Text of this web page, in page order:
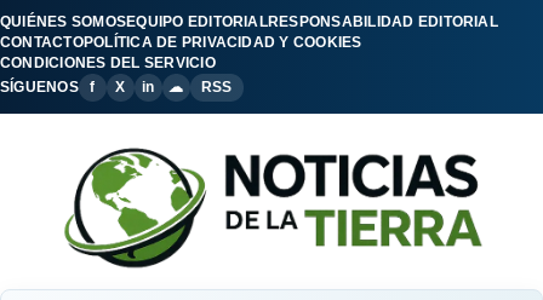
QUIÉNES SOMOSEQUIPO EDITORIALRESPONSABILIDAD EDITORIAL
CONTACTOPOLÍTICA DE PRIVACIDAD Y COOKIES
CONDICIONES DEL SERVICIO
SÍGUENOS
f X in ☁ RSS